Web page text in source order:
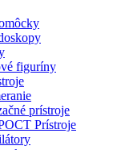
figuríny
prístroje
Prístroje